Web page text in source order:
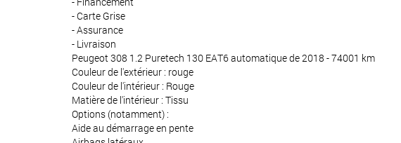
- Carte Grise
- Assurance
- Livraison
Peugeot 308 1.2 Puretech 130 EAT6 automatique de 2018 - 74001 km
Couleur de l'extérieur : rouge
Couleur de l'intérieur : Rouge
Matière de l'intérieur : Tissu
Options (notamment) :
Aide au démarrage en pente